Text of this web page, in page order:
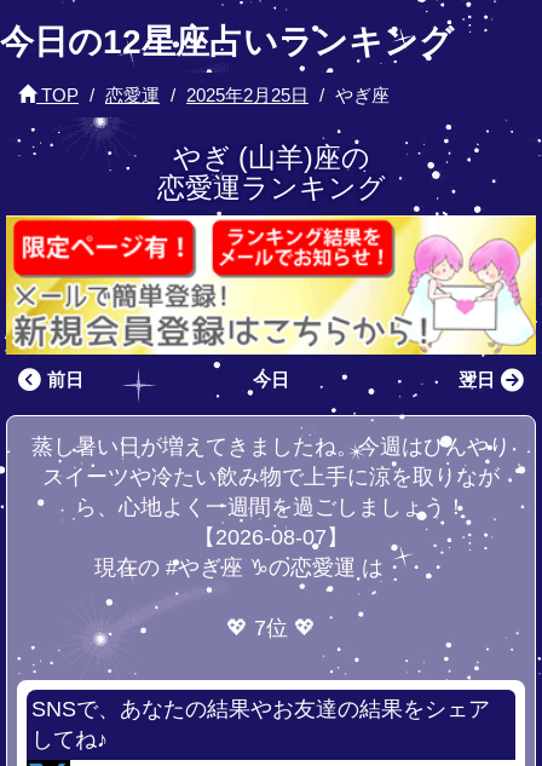
今日の12星座占いランキング
TOP 恋愛運 2025年2月25日 やぎ座
やぎ (山羊)座の
恋愛運ランキング
前日 今日 翌日
蒸し暑い日が増えてきましたね。今週はひんやり
スイーツや冷たい飲み物で上手に涼を取りなが
ら、心地よく一週間を過ごしましょう！
【2026-08-07】
現在の #やぎ座 ♑の恋愛運 は・・・
💖 7位 💖
SNSで、あなたの結果やお友達の結果をシェア
してね♪